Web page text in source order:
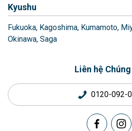
Kyushu
Fukuoka Kagoshima Kumamoto
Okinawa Saga
Liên hệ
0120-092-